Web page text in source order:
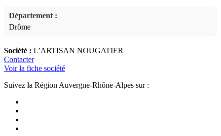
Département :
Drôme
Société : L’ARTISAN NOUGATIER
Contacter
Voir la fiche société
Suivez la Région Auvergne-Rhône-Alpes sur :